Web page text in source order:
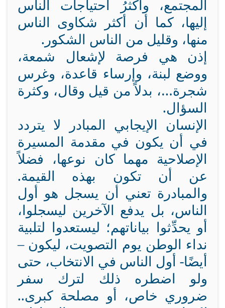
المجتمع، وأكثرُ احتياجات الناس
إليها، كما أن أكثر شكاوى الناس
منها، وقليل من الناس الشكور.
إذن هي فرصة لإشعال شمعة،
ووضع لبنة، وإرساء قاعدة، وغرس
شجرة…، بدلاً من قيل وقال، وكثرة
السؤال.
الإنسان الإيجابي المبادر لا يتردد
في أن يكون في مقدمة المسيرة
الإصلاحية مهما كان نوعها، فضلاً
عن أن تكون بهذه القيمة.
والمبادرة تعني أن يسجل هو أول
الناس، بل يدفع الآخرين ليسجلوا،
أو يحدِّثوا بياناتهم؛ ليستعدوا لتلبية
نداء الوطن يوم التصويت، ليكون –
أيضًا- أول الناس في الانتخاب، حتى
ولو اضطره ذلك لترك سفر
ضروري خاص، أو مصلحة كبرى..